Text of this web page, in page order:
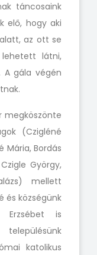
táncosaink
elő, hogy aki
az ott se
lehetett látni,
A gála végén
megköszönte
(Czigléné
Mária, Bordás
György,
mellett
és községünk
Erzsébet is
katolikus